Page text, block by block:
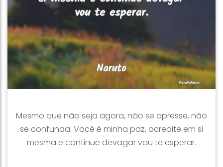
Mesmo que não seja agora, não se apresse, não
se confunda. Você é minha paz, acredite em si
mesma e continue devagar vou te esperar.